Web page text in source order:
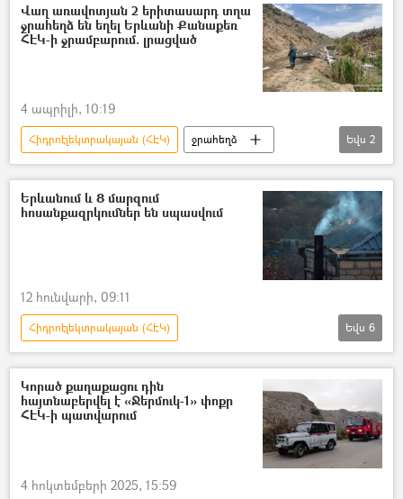
Վաղ առավոտյան 2 երիտասարդ տղա
ջրահեղձ են եղել Երևանի Քանաքեռ
ՀԷԿ-ի ջրամբարում. լրացված
4 ապրիլի, 10:19
Հիդրոէլեկտրակայան (ՀԷԿ)
ջրահեղձ
Քանաքեռ
Երիտասարդ
Եվս 2
Երևանում և 8 մարզում
հոսանքազրկումներ են սպասվում
12 հունվարի, 09:11
Հիդրոէլեկտրակայան (ՀԷԿ)
Հայաստանի էլեկտրական ցանցեր (ՀԷՑ)
Լույս
էլեկտրաէներգիա
Հոսանքազրկում
Երևան Մարզ
Եվս 6
Կորած քաղաքացու դին
հայտնաբերվել է «Ջերմուկ-1» փոքր
ՀԷԿ-ի պատվարում
4 հոկտեմբերի 2025, 15:59